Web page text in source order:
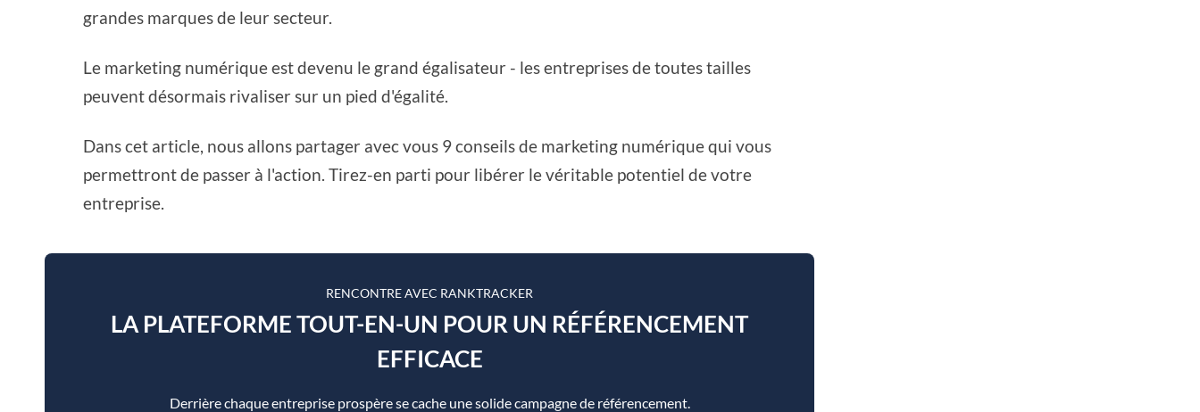
grandes marques de leur secteur.
Le marketing numérique est devenu le grand égalisateur - les entreprises de toutes tailles
peuvent désormais rivaliser sur un pied d'égalité.
Dans cet article, nous allons partager avec vous 9 conseils de marketing numérique qui vous
permettront de passer à l'action. Tirez-en parti pour libérer le véritable potentiel de votre
entreprise.
RENCONTRE AVEC RANKTRACKER
LA PLATEFORME TOUT-EN-UN POUR UN RÉFÉRENCEMENT
EFFICACE
Derrière chaque entreprise prospère se cache une solide campagne de référencement.